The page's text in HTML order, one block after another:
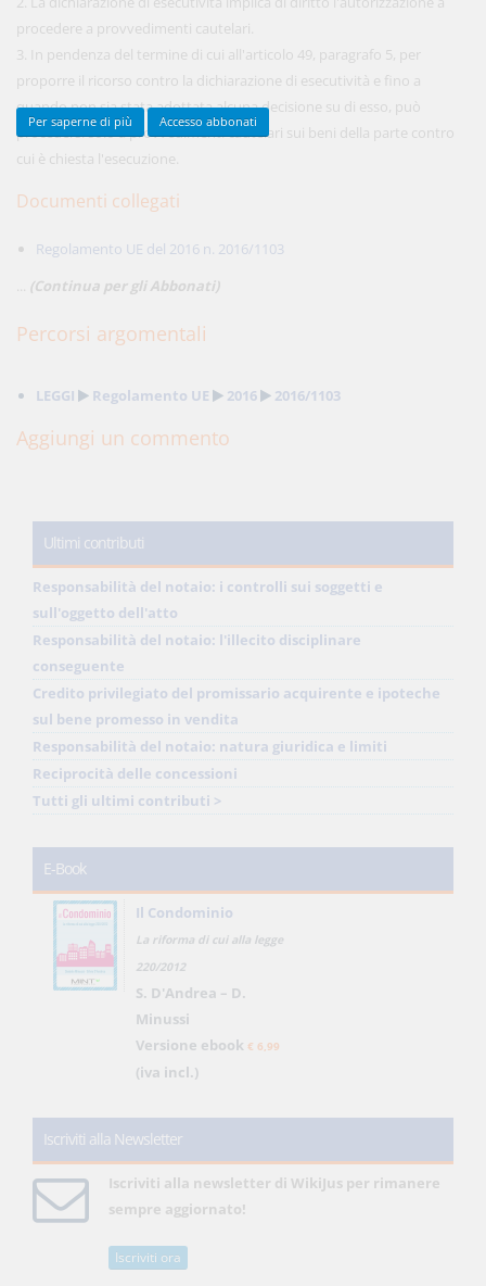
procedere a provvedimenti cautelari.
3. In pendenza del termine di cui all'articolo 49, paragrafo 5, per
proporre il ricorso contro la dichiarazione di esecutività e fino a
quando non sia stata adottata alcuna decisione su di esso, può
procedersi solo a provvedimenti cautelari sui beni della parte contro
cui è chiesta l'esecuzione.
Documenti collegati
Regolamento UE del 2016 n. 2016/1103
(Continua per gli Abbonati)
Percorsi argomentali
LEGGI Regolamento UE 2016 2016/1103
Aggiungi un commento
Ultimi contributi
Responsabilità del notaio: i controlli sui soggetti e
sull'oggetto dell'atto
Responsabilità del notaio: l'illecito disciplinare
conseguente
Credito privilegiato del promissario acquirente e ipoteche
sul bene promesso in vendita
Responsabilità del notaio: natura giuridica e limiti
Reciprocità delle concessioni
Tutti gli ultimi contributi >
E-Book
Il Condominio
La riforma di cui alla legge
220/2012
S. D'Andrea – D.
Minussi
Versione ebook € 6,99
(iva incl.)
Iscriviti alla Newsletter
Iscriviti alla newsletter di WikiJus per rimanere
sempre aggiornato!
Iscriviti ora
48,00 €
Acquista ora
Per saperne di più Accesso abbonati